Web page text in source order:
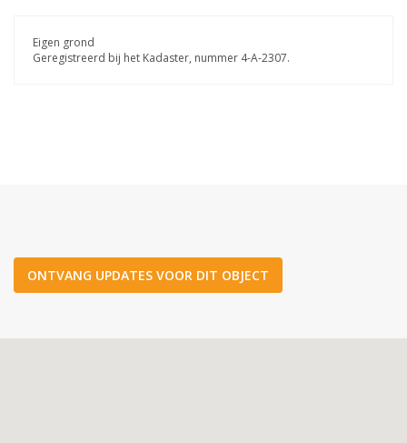
Eigen grond
Geregistreerd bij het Kadaster, nummer 4-A-2307.
ONTVANG UPDATES VOOR DIT OBJECT